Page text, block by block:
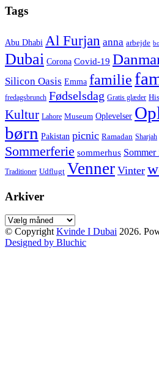
Tags
Abu Dhabi Al Furjan anna arbejde
Dubai Corona Covid-19
Silicon Oasis Emma familie
fredagsbrunch Fødselsdag Gratis glæder
Kultur Lahore Museum Oplevelser
børn Pakistan picnic Ramadan Sharjah
Sommerferie sommerhus
Traditioner Udflugt Venner Vinter
Arkiver
Arkiver
© Copyright Kvinde I Dubai 2026.
Designed by Bluchic